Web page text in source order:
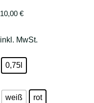
10,00 €
inkl. MwSt.
0,75l
weiß rot